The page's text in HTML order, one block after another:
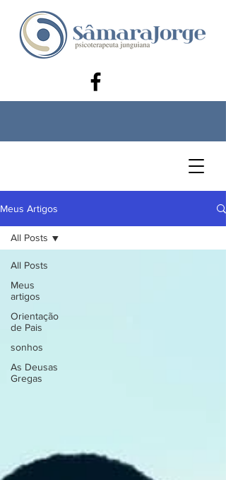
Meus Artigos
All Posts
Meus
artigos
Orientação
de Pais
sonhos
As Deusas
Gregas
All Posts